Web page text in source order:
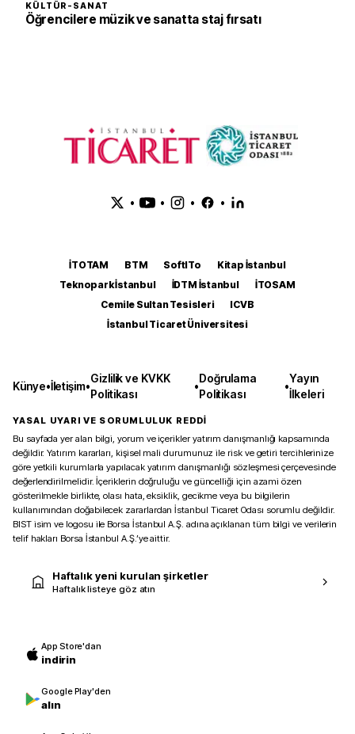
KÜLTÜR-SANAT
Öğrencilere müzik ve sanatta staj fırsatı
• • • •
İTOTAM BTM SoftITo
Kitap İstanbul
Teknopark İstanbul
İDTM İstanbul
İTOSAM
Cemile Sultan Tesisleri
ICVB
İstanbul Ticaret Üniversitesi
Künye•İletişim•
Gizlilik ve KVKK
Politikası
•
Doğrulama
Politikası
•
Yayın
İlkeleri
YASAL UYARI VE SORUMLULUK REDDİ
Bu sayfada yer alan bilgi, yorum ve içerikler yatırım danışmanlığı kapsamında
değildir. Yatırım kararları, kişisel mali durumunuz ile risk ve getiri tercihlerinize
göre yetkili kurumlarla yapılacak yatırım danışmanlığı sözleşmesi çerçevesinde
değerlendirilmelidir. İçeriklerin doğruluğu ve güncelliği için azami özen
gösterilmekle birlikte, olası hata, eksiklik, gecikme veya bu bilgilerin
kullanımından doğabilecek zararlardan İstanbul Ticaret Odası sorumlu değildir.
BIST isim ve logosu ile Borsa İstanbul A.Ş. adına açıklanan tüm bilgi ve verilerin
telif hakları Borsa İstanbul A.Ş.’ye aittir.
Haftalık yeni kurulan şirketler
Haftalık listeye göz atın
App Store'dan
indirin
Google Play'den
alın